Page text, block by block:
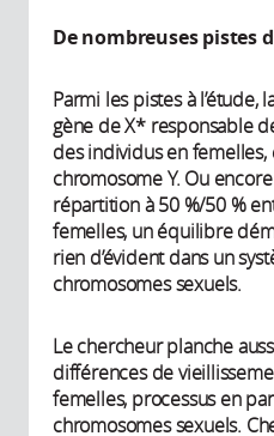
De nombreuses pistes
Parmi les pistes à l’étude,
gène de X* responsable
des individus en
chromosome Y. Ou
répartition à 50 %/50 %
femelles, un équilibre
rien d’évident dans un
chromosomes sexuels.
Le chercheur planche
différences de
femelles, processus en
chromosomes sexuels.